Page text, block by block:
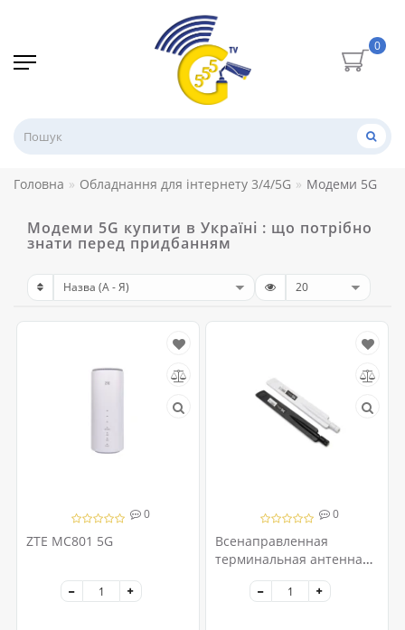
0
Головна Обладнання для інтернету 3/4/5G Модеми 5G
Модеми 5G купити в Україні : що потрібно
знати перед придбанням
0
ZTE MC801 5G
0
Всенаправленная
терминальная антенна
5g 4g 3g